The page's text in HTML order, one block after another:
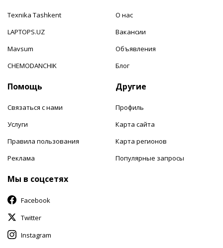
Texnika Tashkent
LAPTOPS.UZ
Mavsum
CHEMODANCHIK
О нас
Вакансии
Объявления
Блог
Помощь
Связаться с нами
Услуги
Правила пользования
Реклама
Другие
Профиль
Карта сайта
Карта регионов
Популярные запросы
Мы в соцсетях
Facebook
Twitter
Instagram